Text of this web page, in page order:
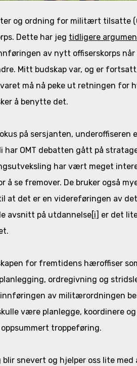
og ordning for militært tilsatte
Dette har jeg tidligere
av nytt offiserskorps
Mitt budskap var, og er
må nå peke ut retningen for
å benytte det.
på sersjanten, underoffiseren
har OMT debatten gått på
har vært meget
å se fremover. De bruker også
at det er en videreføringen av
avsnitt på utdannelse [i]
er det
for fremtidens hæroffiser
ordregivning og
av militærordningen
være planlegge, koordinere
oppsummert troppeføring.
snevert og hjelper oss lite med